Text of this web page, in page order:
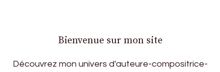
Bienvenue sur mon site
Découvrez mon univers d'auteure-compositrice-